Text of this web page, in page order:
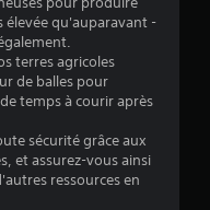
l
s
s
u
élevée qu'auparavant -
terres agricoles
de balles pour
temps à courir après
sécurité grâce aux
et assurez-vous ainsi
ressources en